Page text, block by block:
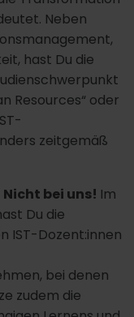
Neben
hast Du die
Resources“ oder
zeitgemäß
Nicht bei uns! Im
Du die
IST-Dozent:innen
bei denen
zudem die